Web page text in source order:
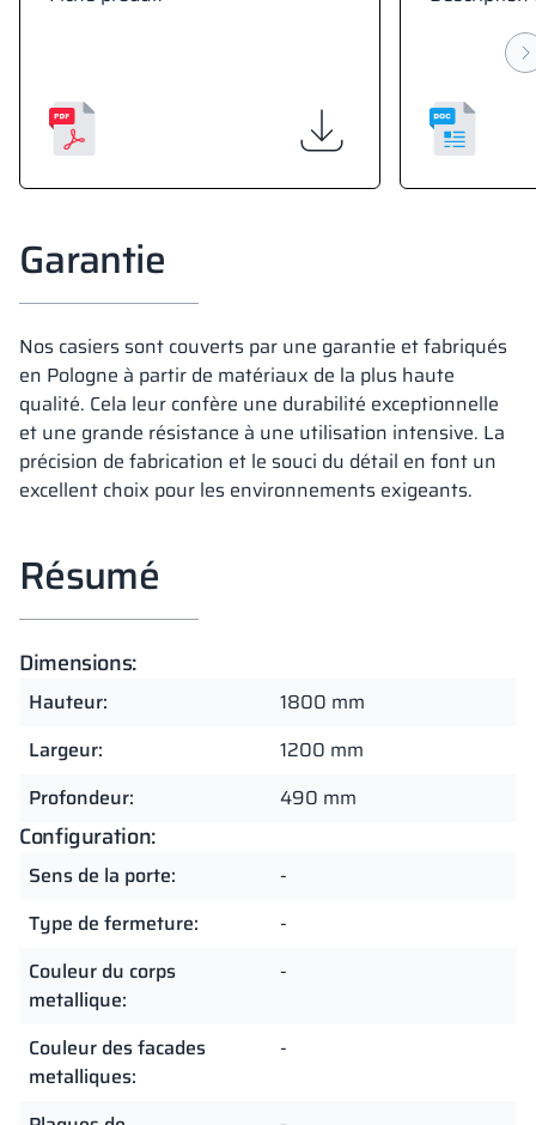
Garantie
Nos casiers sont couverts par une garantie et fabriqués
en Pologne à partir de matériaux de la plus haute
qualité. Cela leur confère une durabilité exceptionnelle
et une grande résistance à une utilisation intensive. La
précision de fabrication et le souci du détail en font un
excellent choix pour les environnements exigeants.
Résumé
Dimensions:
Hauteur:
1800 mm
Largeur:
1200 mm
Profondeur:
490 mm
Configuration:
Sens de la porte:
-
Type de fermeture:
-
Couleur du corps
metallique:
-
Couleur des facades
metalliques:
-